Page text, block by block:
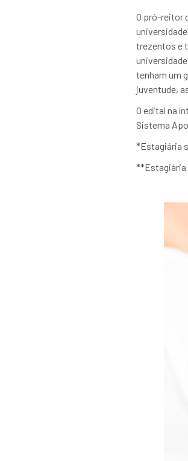
O pró-reitor
trezentos e
tenham um
juventude,
O edital na
Sistema
*Estagiária
**Estagiária